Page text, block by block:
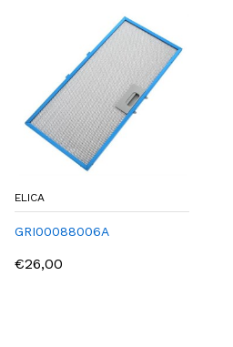
ELICA
GRI00088006A
€26,00